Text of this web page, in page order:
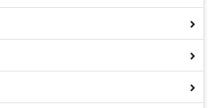
đồng có ý nghĩa như